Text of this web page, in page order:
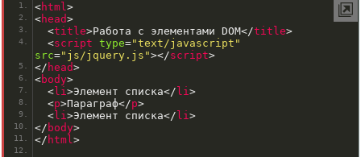
<html>
<head>
<title>Работа с элементами DOM</title>
<script type="text/javascript"
src="js/jquery.js"></script>
</ head>
<body>
< li>Элемент списка</ li>
<p>Параграф</p>
< li>Элемент списка</ li>
</ body>
</ html>